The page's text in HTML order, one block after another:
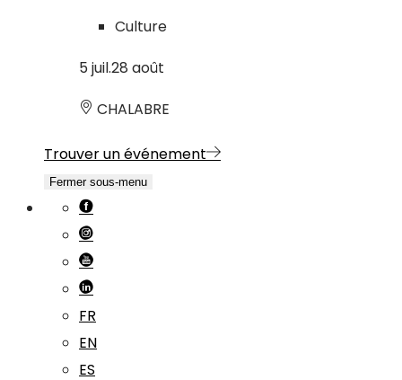
Culture
5 juil.28 août
CHALABRE
Trouver un événement
Fermer sous-menu
FR
EN
ES